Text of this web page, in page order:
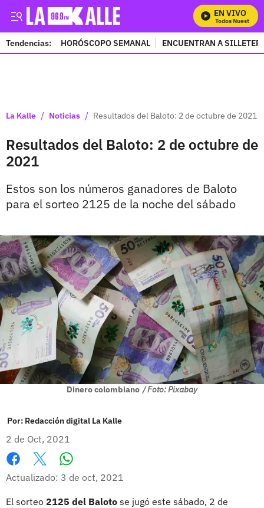
EN VIVO
Mira Todos Nuestros
Tendencias: HORÓSCOPO SEMANAL ENCUENTRAN A
La Kalle / Noticias / Resultados del Baloto: 2 de octubre de 2021
Resultados del Baloto: 2 de octubre de
2021
Estos son los números ganadores de Baloto
para el sorteo 2125 de la noche del sábado
Dinero colombiano / Foto: Pixabay
Por: Redacción digital La Kalle
2 de Oct, 2021
Facebook
X
Actualizado: 3 de oct, 2021
El sorteo 2125 del Baloto se jugó este sábado, 2 de